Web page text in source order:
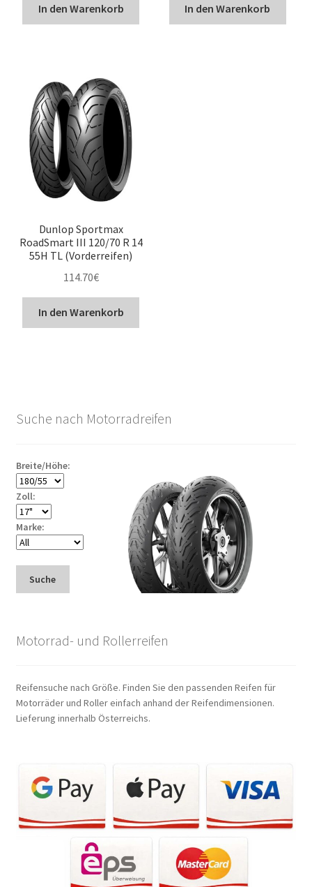
In den Warenkorb In den Warenkorb
Dunlop Sportmax
RoadSmart III 120/70 R 14
55H TL (Vorderreifen)
114.70€
In den Warenkorb
Suche nach Motorradreifen
Breite/Höhe:
Zoll:
Marke:
Suche
Motorrad- und Rollerreifen
Reifensuche nach Größe. Finden Sie den passenden Reifen für
Motorräder und Roller einfach anhand der Reifendimensionen.
Lieferung innerhalb Österreichs.